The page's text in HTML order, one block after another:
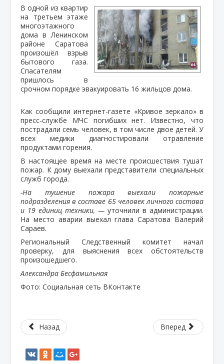
В одной из квартир
на третьем этаже
многоэтажного
дома в Ленинском
районе Саратова
произошёл взрыв
бытового газа.
Спасателям
пришлось в
срочном порядке эвакуировать 16 жильцов дома.
Как сообщили интернет-газете «Кривое зеркало» в
пресс-службе МЧС погибших нет. Известно, что
пострадали семь человек, в том числе двое детей. У
всех медики диагностировали отравление
продуктами горения.
В настоящее время на месте происшествия тушат
пожар. К дому выехали представители специальных
служб города.
-На тушение пожара выехали пожарные
подразделения в составе 65 человек личного состава
и 19 единиц техники, — уточнили в администрации.
На место аварии выехал глава Саратова Валерий
Сараев.
Региональный Следственный комитет начал
проверку, для выяснения всех обстоятельств
произошедшего.
Александра Бесфамильная
Фото: Социальная сеть ВКонтакте
Назад Вперед